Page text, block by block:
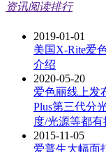
资讯阅读排行
2019-01-01
美国X-Rite爱
介绍
2020-05-20
爱色丽线上发
Plus第三代分
度/光源等都有
2015-11-05
爱普生大幅面